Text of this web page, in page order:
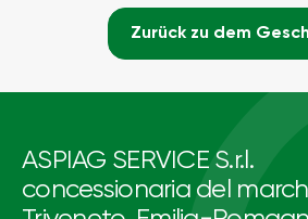
Zurück zu dem
ASPIAG SERVICE S.r.l.
concessionaria del